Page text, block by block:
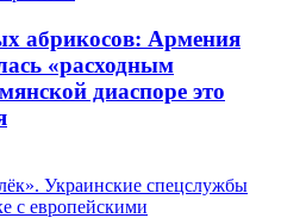
абрикосов: Армения
«расходным
диаспоре это